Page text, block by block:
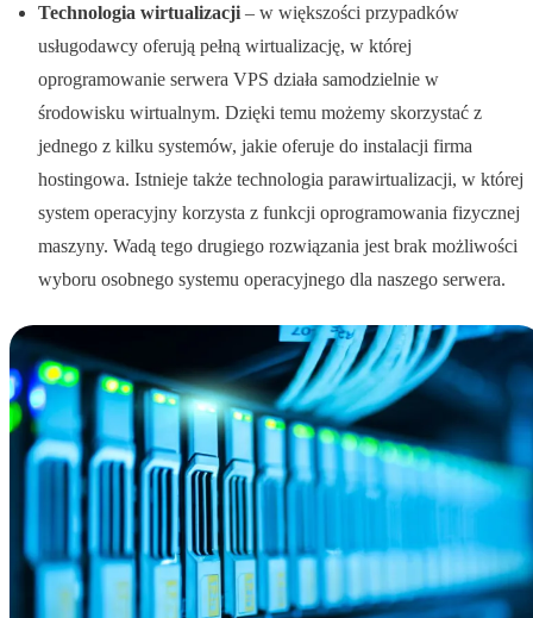
Technologia wirtualizacji – w większości przypadków
usługodawcy oferują pełną wirtualizację, w której
oprogramowanie serwera VPS działa samodzielnie w
środowisku wirtualnym. Dzięki temu możemy skorzystać z
jednego z kilku systemów, jakie oferuje do instalacji firma
hostingowa. Istnieje także technologia parawirtualizacji, w której
system operacyjny korzysta z funkcji oprogramowania fizycznej
maszyny. Wadą tego drugiego rozwiązania jest brak możliwości
wyboru osobnego systemu operacyjnego dla naszego serwera.